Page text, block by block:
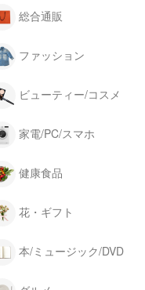
総合通販
ファッション
ビューティー/コスメ
家電/PC/スマホ
健康食品
花・ギフト
本/ミュージック/DVD